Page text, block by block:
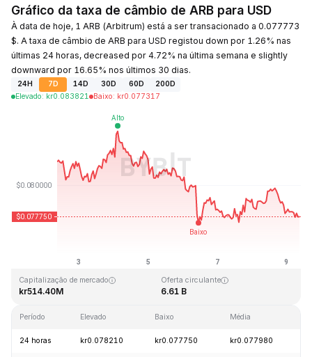
Gráfico da taxa de câmbio de ARB para USD
À data de hoje, 1 ARB (Arbitrum) está a ser transacionado a 0.077773
$. A taxa de câmbio de ARB para USD registou down por 1.26% nas
últimas 24 horas, decreased por 4.72% na última semana e slightly
downward por 16.65% nos últimos 30 dias.
24H 7D 14D 30D 60D
200D
Elevado: kr0.083821 Baixo: kr0.077317
Capitalização de mercado
kr514.40M
Oferta circulante
6.61 B
Período Elevado Baixo Média
24 horas kr0.078210 kr0.077750 kr0.077980